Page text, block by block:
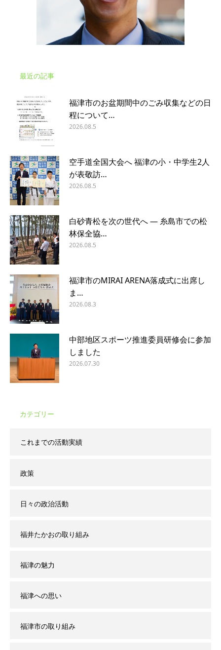
最近の記事
福津市のお盆期間中のごみ収集などの日
程について…
2026.08.5
空手道全国大会へ 福津の小・中学生2人
が表敬訪…
2026.08.5
白砂青松を次の世代へ ― 糸島市での松
林保全協…
2026.08.5
福津市のMIRAI ARENA落成式に出席し
ま…
2026.08.3
中部地区スポーツ推進委員研修会に参加
しました
2026.07.30
カテゴリー
これまでの活動実績
政策
日々の政治活動
福井たかおの取り組み
福津の魅力
福津への思い
福津市の取り組み